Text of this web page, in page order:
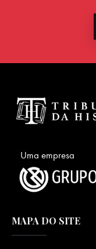
Uma empresa
MAPA DO SITE